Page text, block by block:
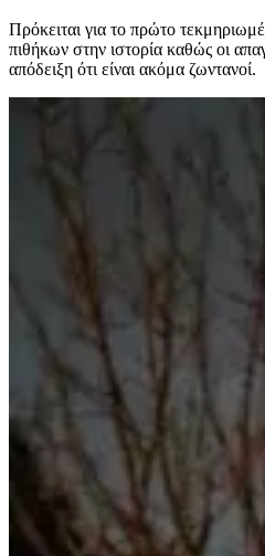
Πρόκειται για το πρώτο
πιθήκων στην ιστορία καθώς οι
απόδειξη ότι είναι ακόμα ζωντανοί.